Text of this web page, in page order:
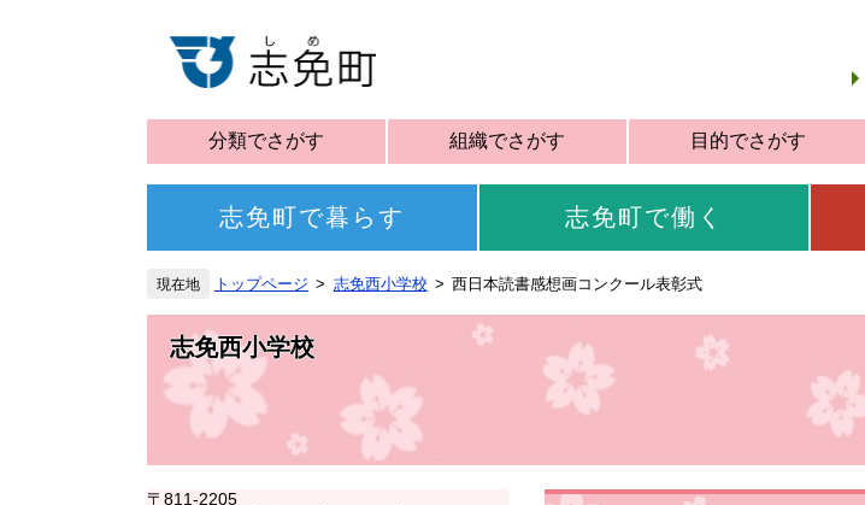
分類でさがす 組織でさがす 目的でさがす
志免町で暮らす 志免町で働く
トップページ 志免西小学校 西日本読書感想画コンクール表彰式
志免西小学校
〒811-2205